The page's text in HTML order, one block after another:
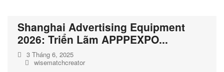
Shanghai Advertising Equipment
2026: Triển Lãm APPPEXPO...
3 Tháng 6, 2025
wisematchcreator